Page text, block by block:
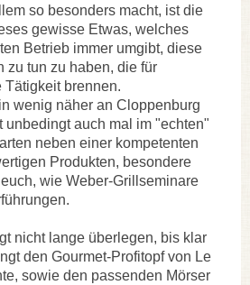
so besonders macht, ist die
gewisse Etwas, welches
Betrieb immer umgibt, diese
zu tun zu haben, die für
Tätigkeit brennen.
wenig näher an Cloppenburg
unbedingt auch mal im "echten"
neben einer kompetenten
Produkten, besondere
wie Weber-Grillseminare
nicht lange überlegen, bis klar
den Gourmet-Profitopf von Le
sowie den passenden Mörser